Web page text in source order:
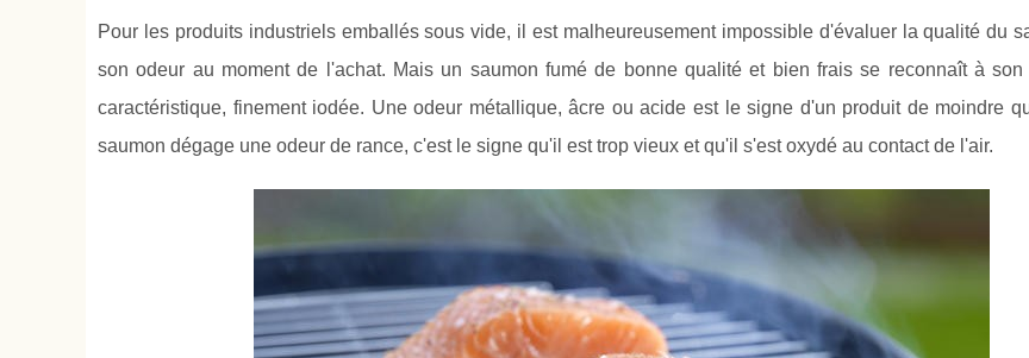
Pour les produits industriels emballés sous vide, il est malheureusement impossible d'évaluer la qualité du
son odeur au moment de l'achat. Mais un saumon fumé de bonne qualité et bien frais se reconnaît à son
caractéristique, finement iodée. Une odeur métallique, âcre ou acide est le signe d'un produit de moindre
saumon dégage une odeur de rance, c'est le signe qu'il est trop vieux et qu'il s'est oxydé au contact de l'air.